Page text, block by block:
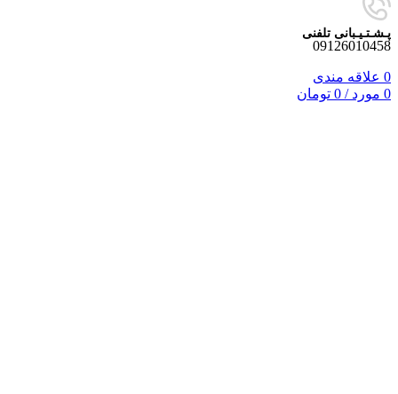
پـشـتـیـبانی تلفنی
09126010458
0 علاقه مندی
0 مورد /
0 تومان